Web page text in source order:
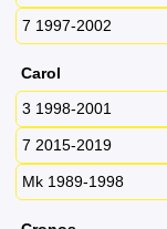
7 1997-2002
Carol
3 1998-2001
7 2015-2019
Mk 1989-1998